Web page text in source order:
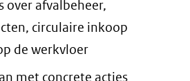
over afvalbeheer,
circulaire inkoop
de werkvloer
met concrete acties